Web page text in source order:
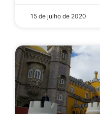
15 de julho de 2020